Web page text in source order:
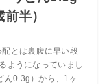
半）
とは裏腹に早い段
ようになっていまし
ん0.3g）から、1ヶ